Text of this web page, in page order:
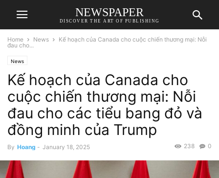
NEWSPAPER
DISCOVER THE ART OF PUBLISHING
Home News
Kế hoạch của Canada cho cuộc chiến thương mại: Nỗi
đau cho...
News
Kế hoạch của Canada cho
cuộc chiến thương mại: Nỗi
đau cho các tiểu bang đỏ và
đồng minh của Trump
By Hoang - January 18, 2025 0
238